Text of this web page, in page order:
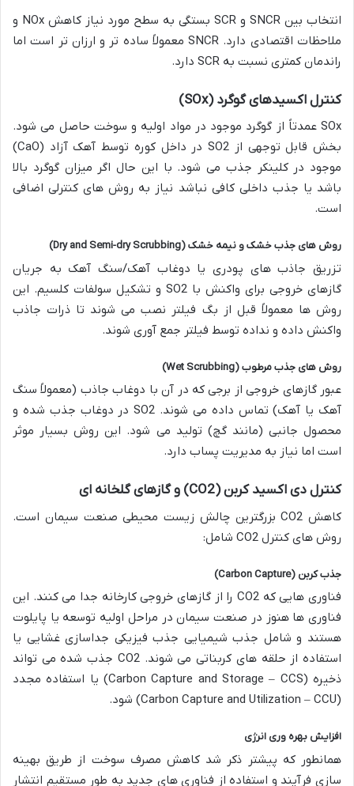
انتخاب بین SNCR و SCR بستگی به سطح مورد نیاز کاهش NOx و
ملاحظات اقتصادی دارد. SNCR معمولاً ساده تر و ارزان تر است اما
راندمان کمتری نسبت به SCR دارد.
کنترلاکسیدهایگوگرد(SOx)
SOx عمدتاً از گوگرد موجود در مواد اولیه و سوخت حاصل می شود.
بخش قابل توجهی از SO2 در داخل کوره توسط آهک آزاد (CaO)
موجود در کلینکر جذب می شود. با این حال اگر میزان گوگرد بالا
باشد یا جذب داخلی کافی نباشد نیاز به روش های کنترلی اضافی
است.
روش های جذبخشکو نیمه خشک(Dry and Semi-dry Scrubbing)
تزریق جاذب های پودری یا دوغاب آهک/سنگ آهک به جریان
گازهای خروجی برای واکنش با SO2 و تشکیل سولفات کلسیم. این
روش ها معمولاً قبل از بگ فیلتر نصب می شوند تا ذرات جاذب
واکنش داده و نداده توسط فیلتر جمع آوری شوند.
روش های جذبمرطوب(Wet Scrubbing)
عبور گازهای خروجی از برجی که در آن با دوغاب جاذب (معمولاً سنگ
آهک یا آهک) تماس داده می شوند. SO2 در دوغاب جذب شده و
محصول جانبی (مانند گچ) تولید می شود. این روش بسیار موثر
است اما نیاز به مدیریت پساب دارد.
کنترلدیاکسید کربن(CO2) وگازهایگلخانه ای
کاهش CO2 بزرگترین چالش زیست محیطی صنعت سیمان است.
روش های کنترل CO2 شامل:
جذبکربن (Carbon Capture)
فناوری هایی که CO2 را از گازهای خروجی کارخانه جدا می کنند. این
فناوری ها هنوز در صنعت سیمان در مراحل اولیه توسعه یا پایلوت
هستند و شامل جذب شیمیایی جذب فیزیکی جداسازی غشایی یا
استفاده از حلقه های کربناتی می شوند. CO2 جذب شده می تواند
ذخیره (Carbon Capture and Storage – CCS) یا استفاده مجدد
(Carbon Capture and Utilization – CCU) شود.
افزایش بهره وری انرژی
همانطور که پیشتر ذکر شد کاهش مصرف سوخت از طریق بهینه
سازی فرآیند و استفاده از فناوری های جدید به طور مستقیم انتشار